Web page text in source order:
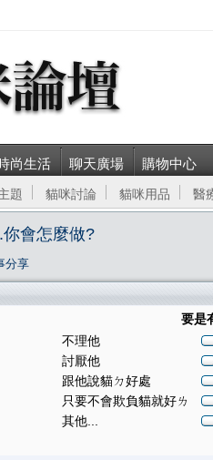
尚生活 聊天廣場 購物中心
題 貓咪討論 貓咪用品 醫
會怎麼做?
分享
要是
不理他
討厭他
跟他說貓ㄉ好處
只要不會欺負貓就好ㄌ
其他...